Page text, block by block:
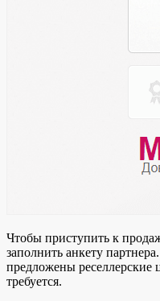
Чтобы приступить к
заполнить анкету
предложены
требуется.